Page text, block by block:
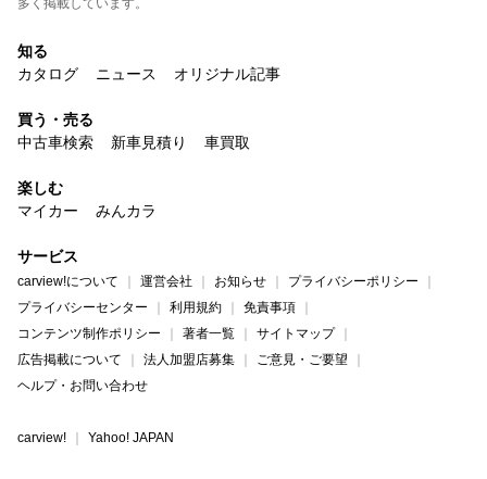
多く掲載しています。
知る
カタログ
ニュース オリジナル記事
買う・売る
中古車検索
新車見積り 車買取
楽しむ
マイカー
みんカラ
サービス
carview!について 運営会社 お知らせ
プライバシーポリシー
プライバシーセンター
利用規約
免責事項
コンテンツ制作ポリシー
著者一覧
サイトマップ
広告掲載について
法人加盟店募集
ご意見・ご要望
ヘルプ・お問い合わせ
carview! Yahoo! JAPAN